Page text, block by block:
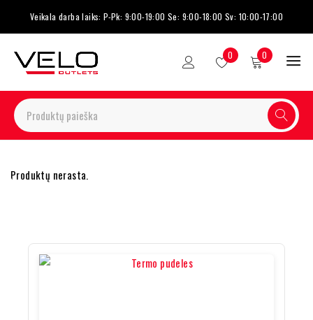
Veikala darba laiks: P-Pk: 9:00-19:00 Se: 9:00-18:00 Sv: 10:00-17:00
0 0
Produktų nerasta.